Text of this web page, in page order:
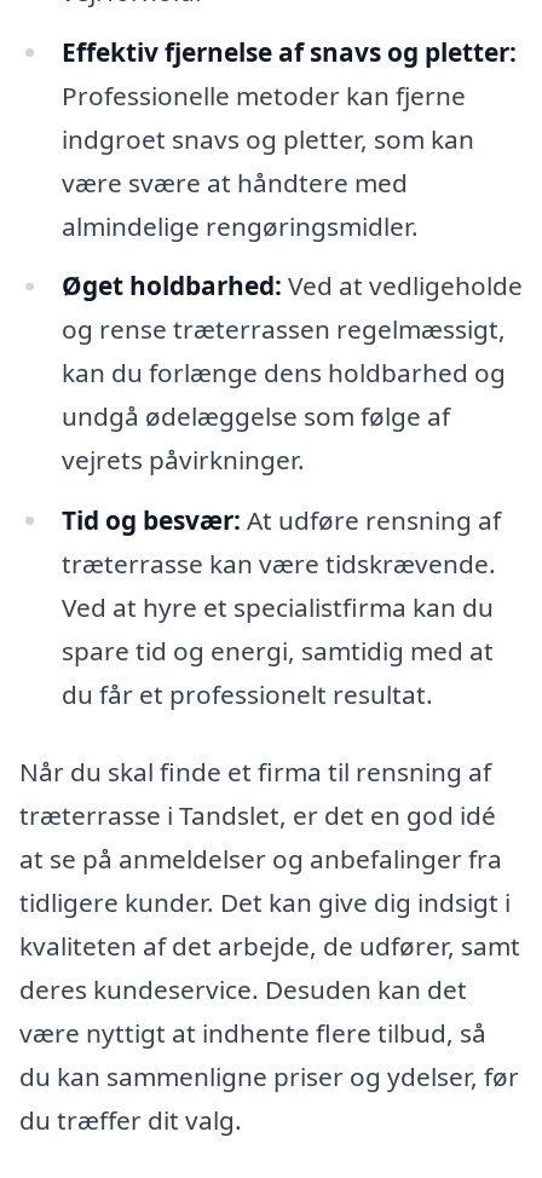
Effektiv fjernelse af snavs og pletter:
Professionelle metoder kan fjerne
indgroet snavs og pletter, som kan
være svære at håndtere med
almindelige rengøringsmidler.
Øget holdbarhed: Ved at vedligeholde
og rense træterrassen regelmæssigt,
kan du forlænge dens holdbarhed og
undgå ødelæggelse som følge af
vejrets påvirkninger.
Tid og besvær: At udføre rensning af
træterrasse kan være tidskrævende.
Ved at hyre et specialistfirma kan du
spare tid og energi, samtidig med at
du får et professionelt resultat.
Når du skal finde et firma til rensning af
træterrasse i Tandslet, er det en god idé
at se på anmeldelser og anbefalinger fra
tidligere kunder. Det kan give dig indsigt i
kvaliteten af det arbejde, de udfører, samt
deres kundeservice. Desuden kan det
være nyttigt at indhente flere tilbud, så
du kan sammenligne priser og ydelser, før
du træffer dit valg.